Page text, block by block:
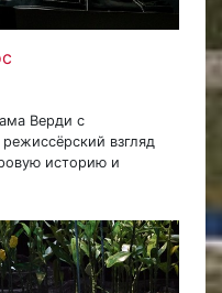
Верди с
взгляд
историю и